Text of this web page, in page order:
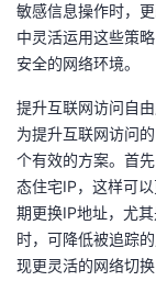
敏感信息操作时，
中灵活运用这些策
安全的网络环境。
提升互联网访问自
为提升互联网访问
个有效的方案。首
态住宅IP，这样可
期更换IP地址，尤
时，可降低被追踪
现更灵活的网络切